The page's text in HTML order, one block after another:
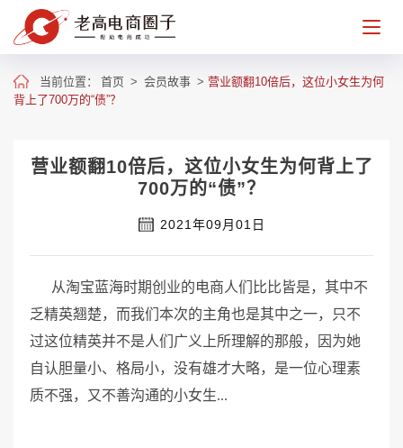
当前位置： 首页 > 会员故事 > 营业额翻10倍后，这位小女生为何
背上了700万的“债”？
营业额翻10倍后，这位小女生为何背上了
700万的“债”？
2021年09月01日
从淘宝蓝海时期创业的电商人们比比皆是，其中不
乏精英翘楚，而我们本次的主角也是其中之一，只不
过这位精英并不是人们广义上所理解的那般，因为她
自认胆量小、格局小，没有雄才大略，是一位心理素
质不强，又不善沟通的小女生...